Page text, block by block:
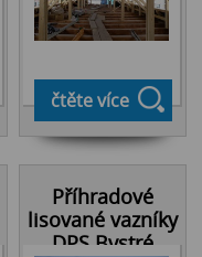
čtěte více
Příhradové
lisované vazníky
DPS Bystré